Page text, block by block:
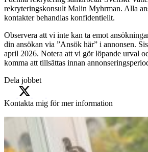
rekryteringskonsult Malin Myhrman. Alla
kontakter behandlas konfidentiellt.
Observera att vi inte kan ta emot
din ansökan via ”Ansök här” i annonsen.
april 2026. Notera att vi gör löpande urval
komma att tillsättas innan
Dela jobbet
Kontakta mig för mer information